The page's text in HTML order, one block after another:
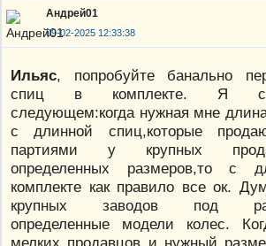
Андрей01
09-02-2025 12:33:38
Ильяс, попробуйте банально
спиц в комплекте. Я
следующем:когда нужная мне
с длинной спиц,которые
партиями у крупных
определенных размеров,то с
комплекте как правило все ок.
крупных заводов под
определенные модели колес.
мелких продавцов и нужный